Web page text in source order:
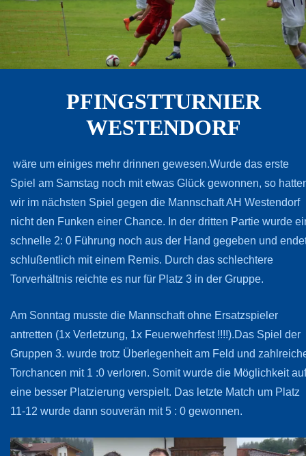
PFINGSTTURNIER
WESTENDORF
wäre um einiges mehr drinnen gewesen.Wurde das erste
Spiel am Samstag noch mit etwas Glück gewonnen, so
wir im nächsten Spiel gegen die Mannschaft AH Westendorf
nicht den Funken einer Chance. In der dritten Partie wurde
schnelle 2: 0 Führung noch aus der Hand gegeben und
schlußentlich mit einem Remis. Durch das schlechtere
Torverhältnis reichte es nur für Platz 3 in der Gruppe.
Am Sonntag musste die Mannschaft ohne Ersatzspieler
antretten (1x Verletzung, 1x Feuerwehrfest !!!!).Das Spiel der
Gruppen 3. wurde trotz Überlegenheit am Feld und
Torchancen mit 1 :0 verloren. Somit wurde die Möglichkeit auf
eine besser Platzierung verspielt. Das letzte Match um Platz
11-12 wurde dann souverän mit 5 : 0 gewonnen.